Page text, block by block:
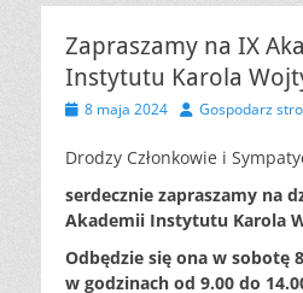
Zapraszamy na IX
Instytutu Karola
Opublikowano
8 maja 2024 AutorGospodarz
Drodzy Członkowie i
serdecznie zapraszamy na
Akademii Instytutu Karola
Odbędzie się ona w sobotę
w godzinach od 9.00 do